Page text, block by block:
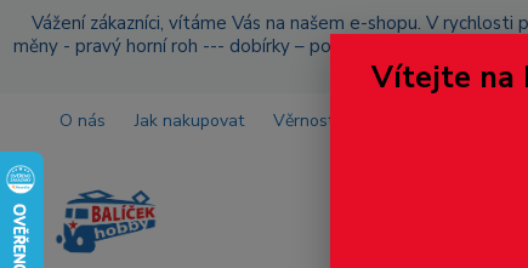
Vážení zákazníci, vítáme Vás na našem e-shopu. V
měny - pravý horní roh --- dobírky – pokud si z nějakého
O nás Jak nakupovat Věrnostní program Doprava
Vítejte na